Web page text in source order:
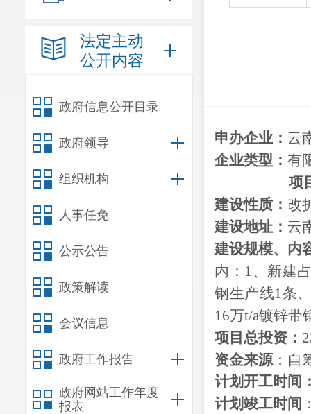
法定主动
公开内容
政府信息公开目录
政府领导
组织机构
人事任免
公示公告
政策解读
会议信息
政府工作报告
政府网站工作年度
报表
申办企业： 云
企业类型： 有
项
建设性质： 改
建设地址： 云
建设规模、 内
内：1、新建
钢生产线1条
16万t/a镀锌带
项目总投资：
资金来源：自
计划开工时间
计划竣工时间